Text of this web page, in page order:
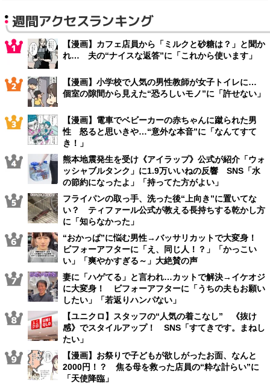
週間アクセスランキング
【漫画】カフェ店員から「ミルクと砂糖は？」と聞か
れ… 夫の“ナイスな返答”に「これから使います」
【漫画】小学校で人気の男性教師が女子トイレに…
個室の隙間から見えた“恐ろしいモノ”に「許せない」
【漫画】電車でベビーカーの赤ちゃんに蹴られた男
性 怒ると思いきや…“意外な本音”に「なんてすて
き！」
熊本地震発生を受け《アイラップ》公式が紹介「ウォ
ッシャブルタンク」に1.9万いいねの反響 SNS「水
の節約になったよ」「持ってた方がよい」
フライパンの取っ手、洗った後“上向き”に置いてな
い？ ティファール公式が教える長持ちする乾かし方
に「知らなかった」
“おかっぱ”に悩む男性→バッサリカットで大変身！
ビフォーアフターに「え、同じ人！？」「かっこい
い」「爽やかすぎる～」大絶賛の声
妻に「ハゲてる」と言われ…カットで解決→イケオジ
に大変身！ ビフォーアフターに「うちの夫もお願い
したい」「若返りハンパない」
【ユニクロ】スタッフの“人気の着こなし” 《抜け
感》でスタイルアップ！ SNS「すてきです。まねし
たい」
【漫画】お祭りで子どもが欲しがったお面、なんと
2000円！？ 焦る母を救った店員の“粋な計らい”に
「天使降臨」